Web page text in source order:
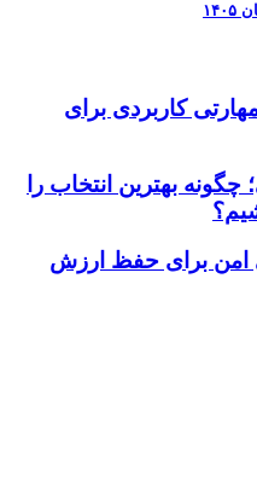
کاربردی برای
بهترین انتخاب را
امن برای حفظ ارزش